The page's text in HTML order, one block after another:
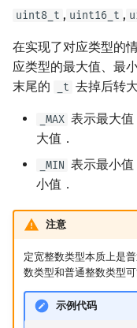
uint8_t , uint16_t ,
在实现了对应类型的
应类型的最大值、最
末尾的
_t 去掉后转
_MAX 表示最大值
大值．
_MIN 表示最小值
小值．
注意
定宽整数类型本质上是
数类型和普通整数类型
示例代码